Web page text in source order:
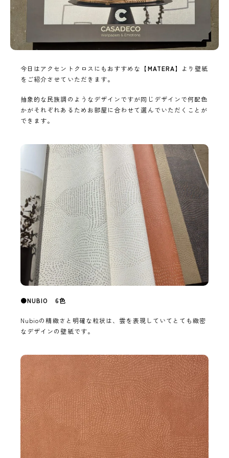
今日はアクセントクロスにもおすすめな【MATERA】より壁紙
をご紹介させていただきます。
抽象的な民族調のようなデザインですが同じデザインで何配色
かがそれぞれあるためお部屋に合わせて選んでいただくことが
できます。
●NUBIO 6色
Nubioの精緻さと明確な粒状は、雲を表現していてとても緻密
なデザインの壁紙です。